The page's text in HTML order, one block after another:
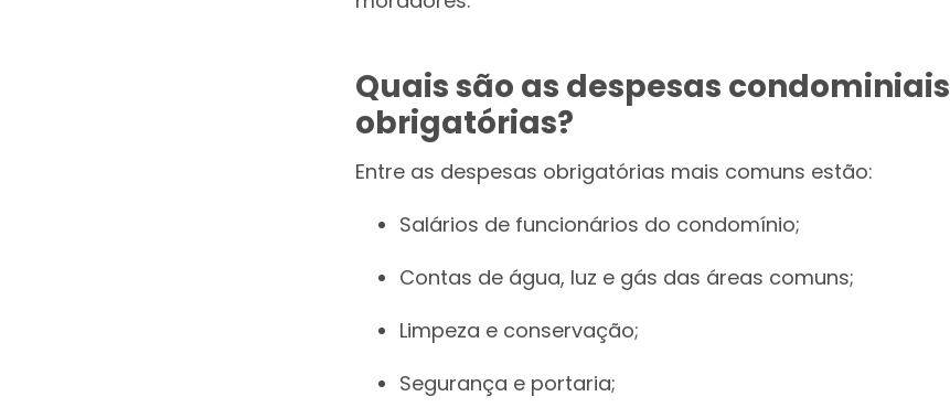
Quais são as despesas condominiais
obrigatórias?
Entre as despesas obrigatórias mais comuns estão:
Salários de funcionários do condomínio;
Contas de água, luz e gás das áreas comuns;
Limpeza e conservação;
Segurança e portaria;